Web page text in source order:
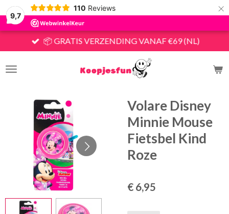
9,7
110 Reviews ×
📦 GRATIS VERZENDING VANAF €69 (NL)
Volare Disney
Minnie Mouse
Fietsbel Kind
Roze
€ 6,95